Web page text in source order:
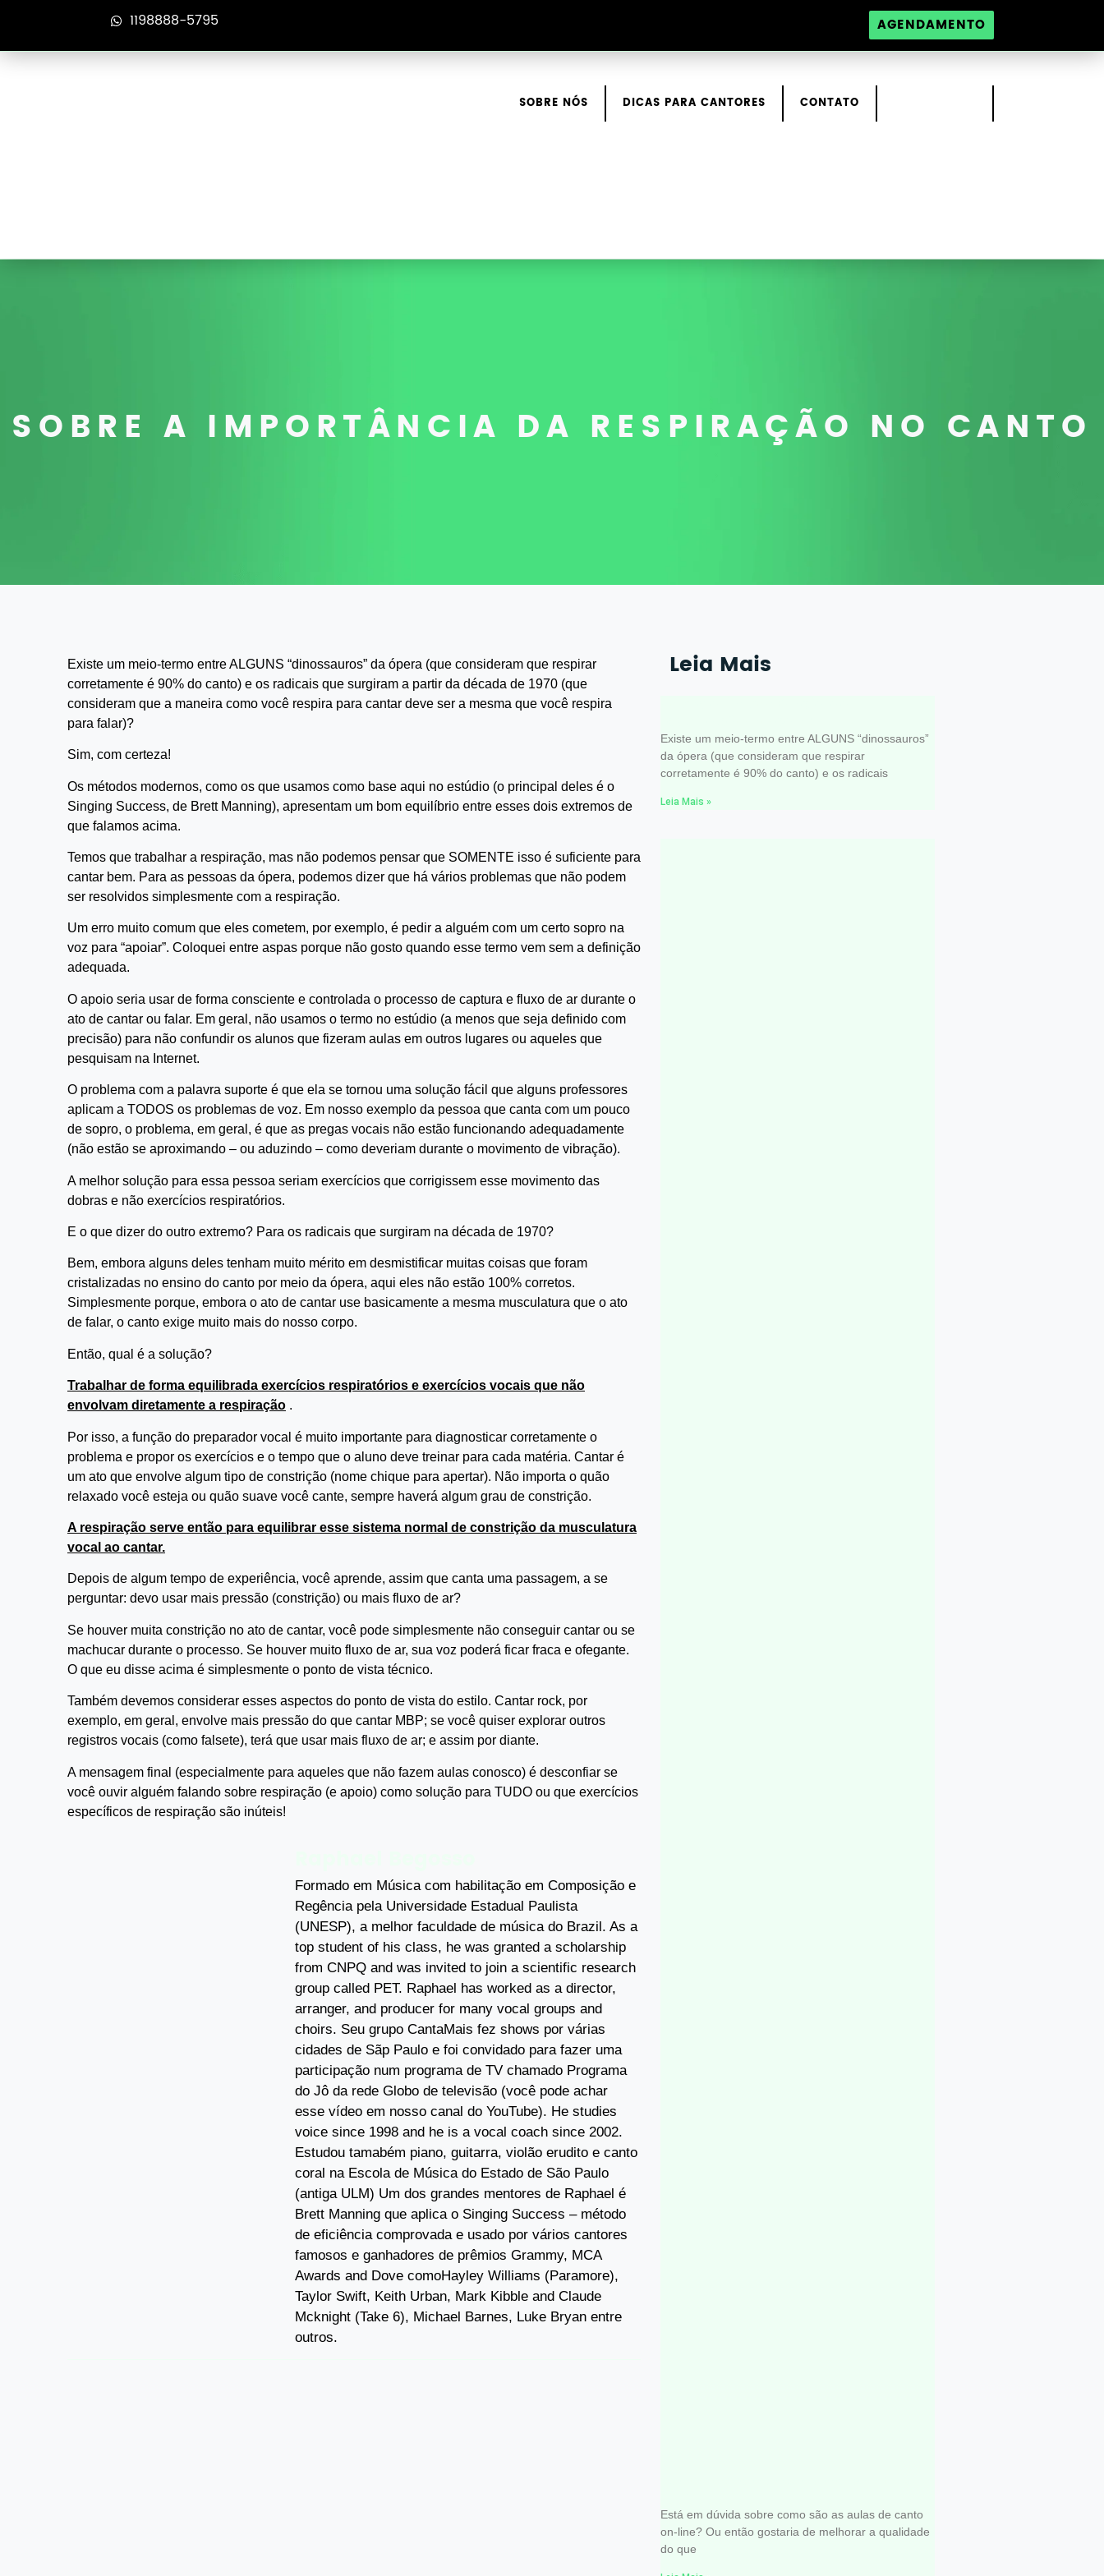
1198888-5795 AGENDAMENTO
SOBRE NÓS DICAS PARA CANTORES CONTATO
SOBRE A IMPORTÂNCIA DA RESPIRAÇÃO NO CANTO
Existe um meio-termo entre ALGUNS “dinossauros” da ópera (que consideram que respirar
corretamente é 90% do canto) e os radicais que surgiram a partir da década de 1970 (que
consideram que a maneira como você respira para cantar deve ser a mesma que você respira
para falar)?
Sim, com certeza!
Os métodos modernos, como os que usamos como base aqui no estúdio (o principal deles é o
Singing Success, de Brett Manning), apresentam um bom equilíbrio entre esses dois extremos de
que falamos acima.
Temos que trabalhar a respiração, mas não podemos pensar que SOMENTE isso é suficiente para
cantar bem. Para as pessoas da ópera, podemos dizer que há vários problemas que não podem
ser resolvidos simplesmente com a respiração.
Um erro muito comum que eles cometem, por exemplo, é pedir a alguém com um certo sopro na
voz para “apoiar”. Coloquei entre aspas porque não gosto quando esse termo vem sem a definição
adequada.
O apoio seria usar de forma consciente e controlada o processo de captura e fluxo de ar durante o
ato de cantar ou falar. Em geral, não usamos o termo no estúdio (a menos que seja definido com
precisão) para não confundir os alunos que fizeram aulas em outros lugares ou aqueles que
pesquisam na Internet.
O problema com a palavra suporte é que ela se tornou uma solução fácil que alguns professores
aplicam a TODOS os problemas de voz. Em nosso exemplo da pessoa que canta com um pouco
de sopro, o problema, em geral, é que as pregas vocais não estão funcionando adequadamente
(não estão se aproximando – ou aduzindo – como deveriam durante o movimento de vibração).
A melhor solução para essa pessoa seriam exercícios que corrigissem esse movimento das
dobras e não exercícios respiratórios.
E o que dizer do outro extremo? Para os radicais que surgiram na década de 1970?
Bem, embora alguns deles tenham muito mérito em desmistificar muitas coisas que foram
cristalizadas no ensino do canto por meio da ópera, aqui eles não estão 100% corretos.
Simplesmente porque, embora o ato de cantar use basicamente a mesma musculatura que o ato
de falar, o canto exige muito mais do nosso corpo.
Então, qual é a solução?
Trabalhar de forma equilibrada exercícios respiratórios e exercícios vocais que não
envolvam diretamente a respiração .
Por isso, a função do preparador vocal é muito importante para diagnosticar corretamente o
problema e propor os exercícios e o tempo que o aluno deve treinar para cada matéria. Cantar é
um ato que envolve algum tipo de constrição (nome chique para apertar). Não importa o quão
relaxado você esteja ou quão suave você cante, sempre haverá algum grau de constrição.
A respiração serve então para equilibrar esse sistema normal de constrição da musculatura
vocal ao cantar.
Depois de algum tempo de experiência, você aprende, assim que canta uma passagem, a se
perguntar: devo usar mais pressão (constrição) ou mais fluxo de ar?
Se houver muita constrição no ato de cantar, você pode simplesmente não conseguir cantar ou se
machucar durante o processo. Se houver muito fluxo de ar, sua voz poderá ficar fraca e ofegante.
O que eu disse acima é simplesmente o ponto de vista técnico.
Também devemos considerar esses aspectos do ponto de vista do estilo. Cantar rock, por
exemplo, em geral, envolve mais pressão do que cantar MBP; se você quiser explorar outros
registros vocais (como falsete), terá que usar mais fluxo de ar; e assim por diante.
A mensagem final (especialmente para aqueles que não fazem aulas conosco) é desconfiar se
você ouvir alguém falando sobre respiração (e apoio) como solução para TUDO ou que exercícios
específicos de respiração são inúteis!
Formado em Música com habilitação em Composição e
Regência pela Universidade Estadual Paulista
(UNESP), a melhor faculdade de música do Brazil. As a
top student of his class, he was granted a scholarship
from CNPQ and was invited to join a scientific research
group called PET. Raphael has worked as a director,
arranger, and producer for many vocal groups and
choirs. Seu grupo CantaMais fez shows por várias
cidades de Sãp Paulo e foi convidado para fazer uma
participação num programa de TV chamado Programa
do Jô da rede Globo de televisão (você pode achar
esse vídeo em nosso canal do YouTube). He studies
voice since 1998 and he is a vocal coach since 2002.
Estudou tamabém piano, guitarra, violão erudito e canto
coral na Escola de Música do Estado de São Paulo
(antiga ULM) Um dos grandes mentores de Raphael é
Brett Manning que aplica o Singing Success – método
de eficiência comprovada e usado por vários cantores
famosos e ganhadores de prêmios Grammy, MCA
Awards and Dove comoHayley Williams (Paramore),
Taylor Swift, Keith Urban, Mark Kibble and Claude
Mcknight (Take 6), Michael Barnes, Luke Bryan entre
outros.
Leia Mais
Existe um meio-termo entre ALGUNS “dinossauros”
da ópera (que consideram que respirar
corretamente é 90% do canto) e os radicais
Leia Mais »
Está em dúvida sobre como são as aulas de canto
on-line? Ou então gostaria de melhorar a qualidade
do que